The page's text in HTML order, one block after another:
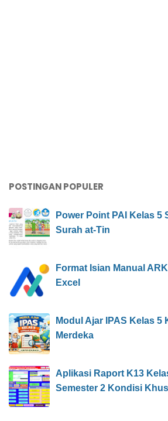
POSTINGAN POPULER
Power Point PAI Kelas 5
Surah at-Tin
Format Isian Manual
Excel
Modul Ajar IPAS Kelas 5
Merdeka
Aplikasi Raport K13
Semester 2 Kondisi